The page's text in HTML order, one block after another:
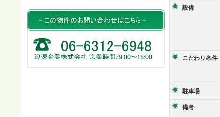
設備
こだわり条件
駐車場
備考